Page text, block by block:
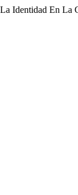
Identidad En La